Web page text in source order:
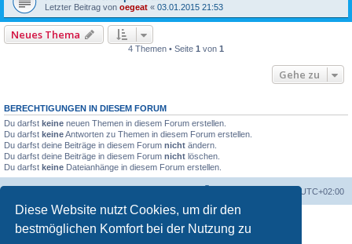
Diese Website nutzt Cookies, um dir den
bestmöglichen Komfort bei der Nutzung zu
Letzter Beitrag von oegeat « 03.01.2015 21:53
Neues Thema
4 Themen • Seite 1 von 1
Gehe zu
BERECHTIGUNGEN IN DIESEM FORUM
Du darfst keine neuen Themen in diesem Forum erstellen.
Du darfst keineAntworten zu Themen in diesem Forum erstellen.
Du darfst deine Beiträge in diesem Forum nicht ändern.
Du darfst deine Beiträge in diesem Forum nicht löschen.
Du darfst keine Dateianhänge in diesem Forum erstellen.
UTC+02:00